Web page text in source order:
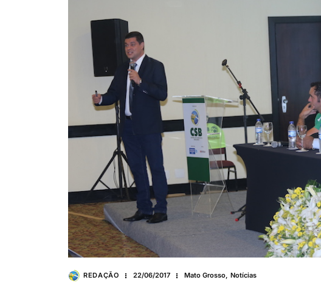
REDAÇÃO 22/06/2017 Mato Grosso, Notícias